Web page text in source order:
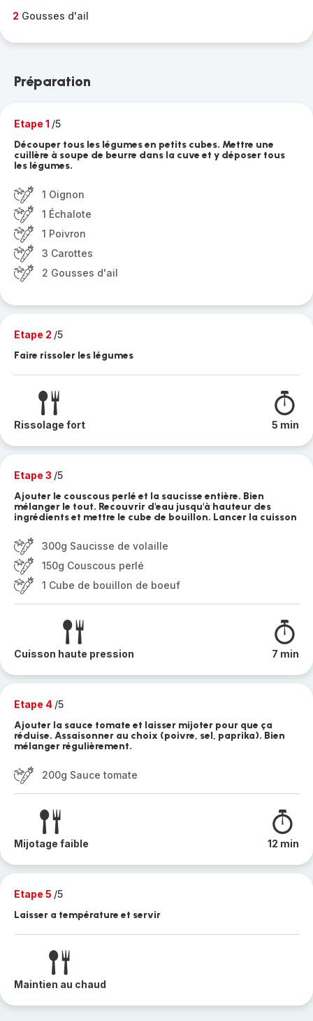
2 Gousses d'ail
Préparation
Etape 1 /5
Découper tous les légumes en petits cubes. Mettre une
cuillère à soupe de beurre dans la cuve et y déposer tous
les légumes.
1 Oignon
1 Échalote
1 Poivron
3 Carottes
2 Gousses d'ail
Etape 2 /5
Faire rissoler les légumes
Rissolage fort 5 min
Etape 3 /5
Ajouter le couscous perlé et la saucisse entière. Bien
mélanger le tout. Recouvrir d'eau jusqu'à hauteur des
ingrédients et mettre le cube de bouillon. Lancer la cuisson
300g Saucisse de volaille
150g Couscous perlé
1 Cube de bouillon de boeuf
Cuisson haute pression 7 min
Etape 4 /5
Ajouter la sauce tomate et laisser mijoter pour que ça
réduise. Assaisonner au choix (poivre, sel, paprika). Bien
mélanger régulièrement.
200g Sauce tomate
Mijotage faible 12 min
Etape 5 /5
Laisser a température et servir
Maintien au chaud